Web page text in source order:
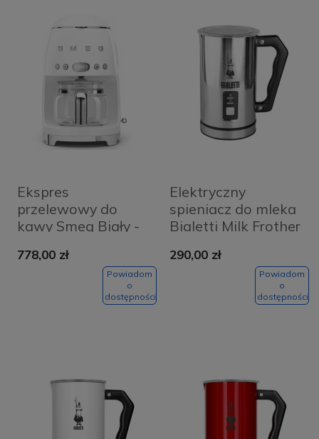
Ekspres
przelewowy do
kawy Smeg Biały -
778,00 zł
Powiadom
o
dostępności
Elektryczny
spieniacz do mleka
Bialetti Milk Frother
Silver
290,00 zł
Powiadom
o
dostępności